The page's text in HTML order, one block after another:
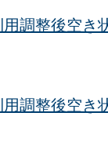
調整後空き
調整後空き